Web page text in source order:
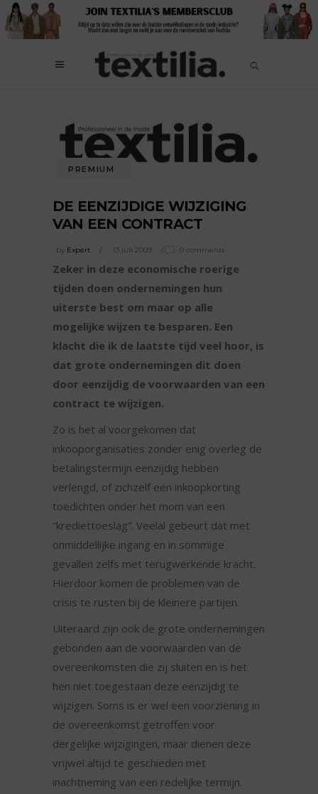
PREMIUM
DE EENZIJDIGE WIJZIGING
VAN EEN CONTRACT
by Expert 13 juli 2009 0 comments
Zeker in deze economische roerige
tijden doen ondernemingen hun
uiterste best om maar op alle
mogelijke wijzen te besparen. Een
klacht die ik de laatste tijd veel hoor, is
dat grote ondernemingen dit doen
door eenzijdig de voorwaarden van een
contract te wijzigen.
Zo is het al voorgekomen dat
inkooporganisaties zonder enig overleg de
betalingstermijn eenzijdig hebben
verlengd, of zichzelf een inkoopkorting
toedichten onder het mom van een
“krediettoeslag”. Veelal gebeurt dat met
onmiddellijke ingang en in sommige
gevallen zelfs met terugwerkende kracht.
Hierdoor komen de problemen van de
crisis te rusten bij de kleinere partijen.
Uiteraard zijn ook de grote ondernemingen
gebonden aan de voorwaarden van de
overeenkomsten die zij sluiten en is het
hen niet toegestaan deze eenzijdig te
wijzigen. Soms is er wel een voorziening in
de overeenkomst getroffen voor
dergelijke wijzigingen, maar dienen deze
vrijwel altijd te geschieden met
inachtneming van een redelijke termijn.